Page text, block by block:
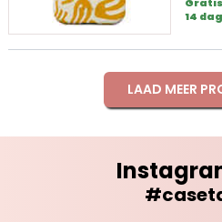
14
LAAD MEER